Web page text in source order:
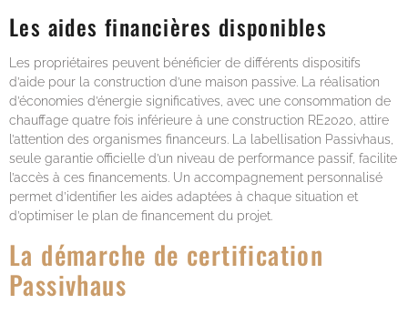
Les aides financières disponibles
Les propriétaires peuvent bénéficier de différents dispositifs
d’aide pour la construction d’une maison passive. La réalisation
d’économies d’énergie significatives, avec une consommation de
chauffage quatre fois inférieure à une construction RE2020, attire
l’attention des organismes financeurs. La labellisation Passivhaus,
seule garantie officielle d’un niveau de performance passif, facilite
l’accès à ces financements. Un accompagnement personnalisé
permet d’identifier les aides adaptées à chaque situation et
d’optimiser le plan de financement du projet.
La démarche de certification
Passivhaus